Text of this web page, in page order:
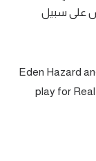
على سبيل